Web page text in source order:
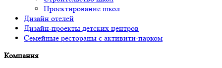
Проектирование школ
Дизайн отелей
Дизайн-проекты детских центров
Семейные рестораны с активити-парком
Компания